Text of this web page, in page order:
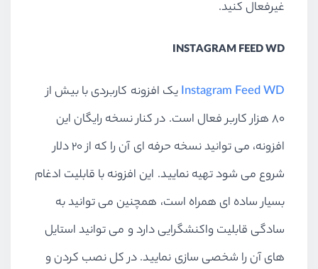
غیرفعال کنید.
INSTAGRAM FEED WD
Instagram Feed WDیک افزونه کاربردی با بیش از
۸۰ هزار کاربر فعال است. در کنار نسخه رایگان این
افزونه، می توانید نسخه حرفه ای آن را که از ۲۰ دلار
شروع می شود تهیه نمایید. این افزونه با قابلیت ادغام
بسیار ساده ای همراه است، همچنین می توانید به
سادگی قابلیت واکنشگرایی دارد و می توانید استایل
های آن را شخصی سازی نمایید. در کل نصب کردن و